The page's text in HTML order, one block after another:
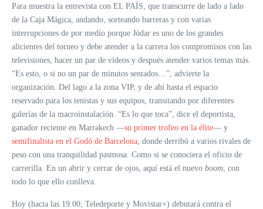
Para muestra la entrevista con EL PAÍS, que transcurre de lado a lado
de la Caja Mágica, andando, sorteando barreras y con varias
interrupciones de por medio porque Jódar es uno de los grandes
alicientes del torneo y debe atender a la carrera los compromisos con las
televisiones, hacer un par de vídeos y después atender varios temas más.
“Es esto, o si no un par de minutos sentados…”, advierte la
organización. Del lago a la zona VIP, y de ahí hasta el espacio
reservado para los tenistas y sus equipos, transitando por diferentes
galerías de la macroinstalación. “Es lo que toca”, dice el deportista,
ganador reciente en Marrakech —su primer trofeo en la élite— y
semifinalista en el Godó de Barcelona, donde derribó a varios rivales de
peso con una tranquilidad pasmosa. Como si se conociera el oficio de
carrerilla. En un abrir y cerrar de ojos, aquí está el nuevo boom, con
todo lo que ello conlleva.
Hoy (hacia las 19.00, Teledeporte y Movistar+) debutará contra el